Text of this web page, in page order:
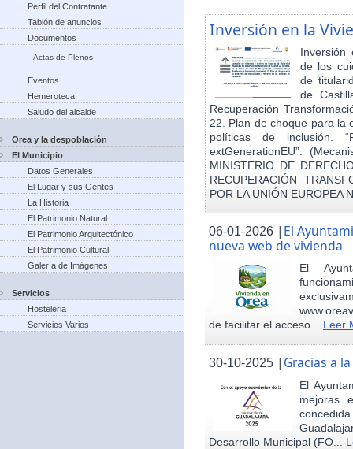
Perfil del Contratante
Tablón de anuncios
Documentos
Actas de Plenos
Eventos
Hemeroteca
Saludo del alcalde
Orea y la despoblación
El Municipio
Datos Generales
El Lugar y sus Gentes
La Historia
El Patrimonio Natural
El Patrimonio Arquitectónico
El Patrimonio Cultural
Galería de Imágenes
Servicios
Hosteleria
Servicios Varios
Inversión en la
Inversión
de los
de
de
Recuperación
22. Plan de choque para la
políticas de inclusión.
extGenerationEU”.
MINISTERIO DE
RECUPERACIÓN
POR LA UNIÓN EUROPEA
06-01-2026 | El
nueva web de vivienda
El
de facilitar el acceso... Leer
30-10-2025 | Gracias a
El
mejoras
Desarrollo Municipal (FO...